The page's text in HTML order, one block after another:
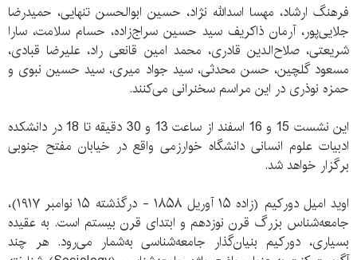
فرهنگ ارشاد، مهسا اسدالله نژاد، حسین ابوالحسن تنهایی، حمیدرضا
جلایی‌پور، آرمان ذاکریف سید حسین سراج‌زاده، حسام سلامت، سارا
شریعتی، صلاح‌الدین قادری، محمد امین قانعی راد، علیرضا قبادی،
مسعود گلچین، حسن محدثی، سید جواد میری، سید حسین نبوی و
حمزه نوذری در این مراسم سخنرانی می‌کنند.
این نشست 15 و 16 اسفند از ساعت 13 و 30 دقیقه تا 18 در دانشکده
ادبیات علوم انسانی دانشگاه خوارزمی واقع در خیابان مفتح جنوبی
برگزار خواهد شد.
اوید امیل دورکیم (زاده ۱۵ آوریل ۱۸۵۸ - درگذشته ۱۵ نوامبر ۱۹۱۷)،
جامعه‌شناس بزرگ قرن نوزدهم و ابتدای قرن بیستم است. به عقیده
بسیاری، دورکیم بنیان‌گذار جامعه‌شناسی به‌شمار می‌رود. هر چند